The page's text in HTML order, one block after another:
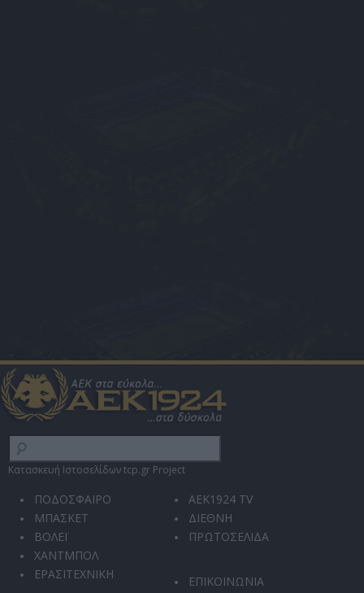
Κατασκευή Ιστοσελίδων tcp.gr Project
ΠΟΔΟΣΦΑΙΡΟ
ΜΠΑΣΚΕΤ
ΒΟΛΕΪ
ΧΑΝΤΜΠΟΛ
ΕΡΑΣΙΤΕΧΝΙΚΗ
AEK1924 TV
ΔΙΕΘΝΗ
ΠΡΩΤΟΣΕΛΙΔΑ
ΕΠΙΚΟΙΝΩΝΙΑ